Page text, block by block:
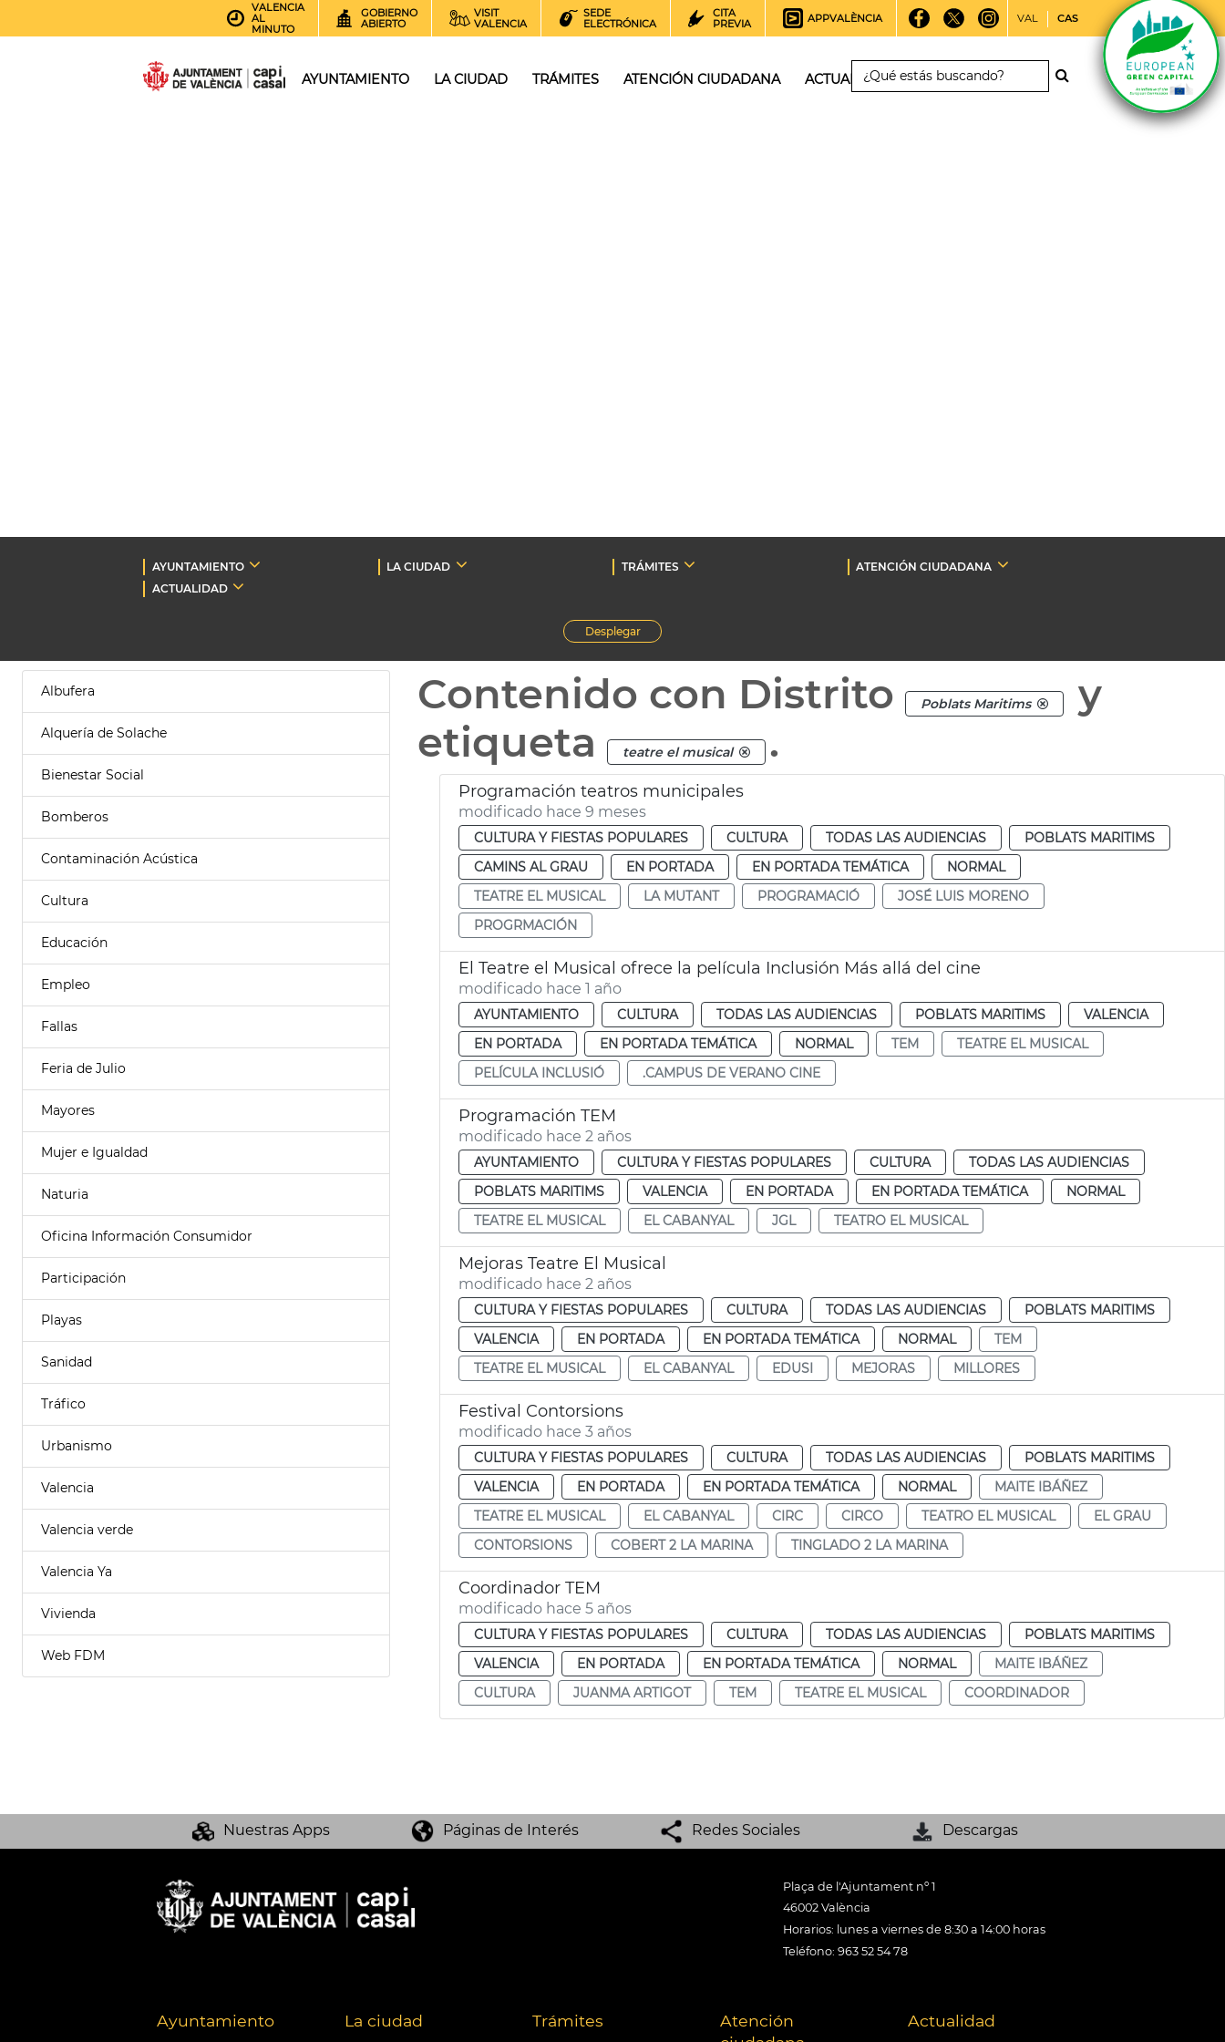
VALENCIA
AL
MINUTO
GOBIERNO
ABIERTO
VISIT
VALENCIA
SEDE
ELECTRÓNICA
CITA
PREVIA
APPVALÈNCIA VAL CAS
AYUNTAMIENTO LA CIUDAD TRÁMITES ATENCIÓN CIUDADANA ACTUALIDAD
AYUNTAMIENTO LA CIUDAD TRÁMITES
ATENCIÓN CIUDADANA
ACTUALIDAD
Desplegar
Albufera
Alquería de Solache
Bienestar Social
Bomberos
Contaminación Acústica
Cultura
Educación
Empleo
Fallas
Feria de Julio
Mayores
Mujer e Igualdad
Naturia
Oficina Información Consumidor
Participación
Playas
Sanidad
Tráfico
Urbanismo
Valencia
Valencia verde
Valencia Ya
Vivienda
Web FDM
Contenido con Distrito Poblats Maritims
y
etiqueta
teatre el musical .
Programación teatros municipales
modificado hace 9 meses
CULTURA Y FIESTAS POPULARES CULTURA TODAS LAS AUDIENCIAS
POBLATS MARITIMS
CAMINS AL GRAU
EN PORTADA EN PORTADA TEMÁTICA
NORMAL
TEATRE EL MUSICAL
LA MUTANT PROGRAMACIÓ
JOSÉ LUIS MORENO
PROGRMACIÓN
El Teatre el Musical ofrece la película Inclusión Más allá del cine
modificado hace 1 año
AYUNTAMIENTO CULTURA TODAS LAS AUDIENCIAS POBLATS MARITIMS
VALENCIA
EN PORTADA
EN PORTADA TEMÁTICA NORMAL TEM
TEATRE EL MUSICAL
PELÍCULA INCLUSIÓ
.CAMPUS DE VERANO CINE
Programación TEM
modificado hace 2 años
AYUNTAMIENTO CULTURA Y FIESTAS POPULARES CULTURA
TODAS LAS AUDIENCIAS
POBLATS MARITIMS
VALENCIA EN PORTADA EN PORTADA TEMÁTICA
NORMAL
TEATRE EL MUSICAL
EL CABANYAL JGL TEATRO EL MUSICAL
Mejoras Teatre El Musical
modificado hace 2 años
CULTURA Y FIESTAS POPULARES CULTURA TODAS LAS AUDIENCIAS
POBLATS MARITIMS
VALENCIA
EN PORTADA EN PORTADA TEMÁTICA NORMAL
TEM
TEATRE EL MUSICAL
EL CABANYAL EDUSI MEJORAS MILLORES
Festival Contorsions
modificado hace 3 años
CULTURA Y FIESTAS POPULARES CULTURA TODAS LAS AUDIENCIAS
POBLATS MARITIMS
VALENCIA
EN PORTADA EN PORTADA TEMÁTICA NORMAL
MAITE IBÁÑEZ
TEATRE EL MUSICAL
EL CABANYAL CIRC CIRCO TEATRO EL MUSICAL
EL GRAU
CONTORSIONS
COBERT 2 LA MARINA TINGLADO 2 LA MARINA
Coordinador TEM
modificado hace 5 años
CULTURA Y FIESTAS POPULARES CULTURA TODAS LAS AUDIENCIAS
POBLATS MARITIMS
VALENCIA
EN PORTADA EN PORTADA TEMÁTICA NORMAL
MAITE IBÁÑEZ
CULTURA
JUANMA ARTIGOT TEM TEATRE EL MUSICAL COORDINADOR
Nuestras Apps Páginas de Interés Redes Sociales Descargas
Plaça de l'Ajuntament nº 1
46002 València
Horarios: lunes a viernes de 8:30 a 14:00 horas
Teléfono: 963 52 54 78
Ayuntamiento La ciudad Trámites
Atención
Actualidad